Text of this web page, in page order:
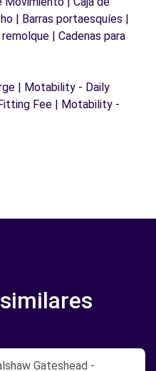
| Barras portaesquíes |
| Cadenas para
| Motability - Daily
Fee | Motability -
Gateshead -